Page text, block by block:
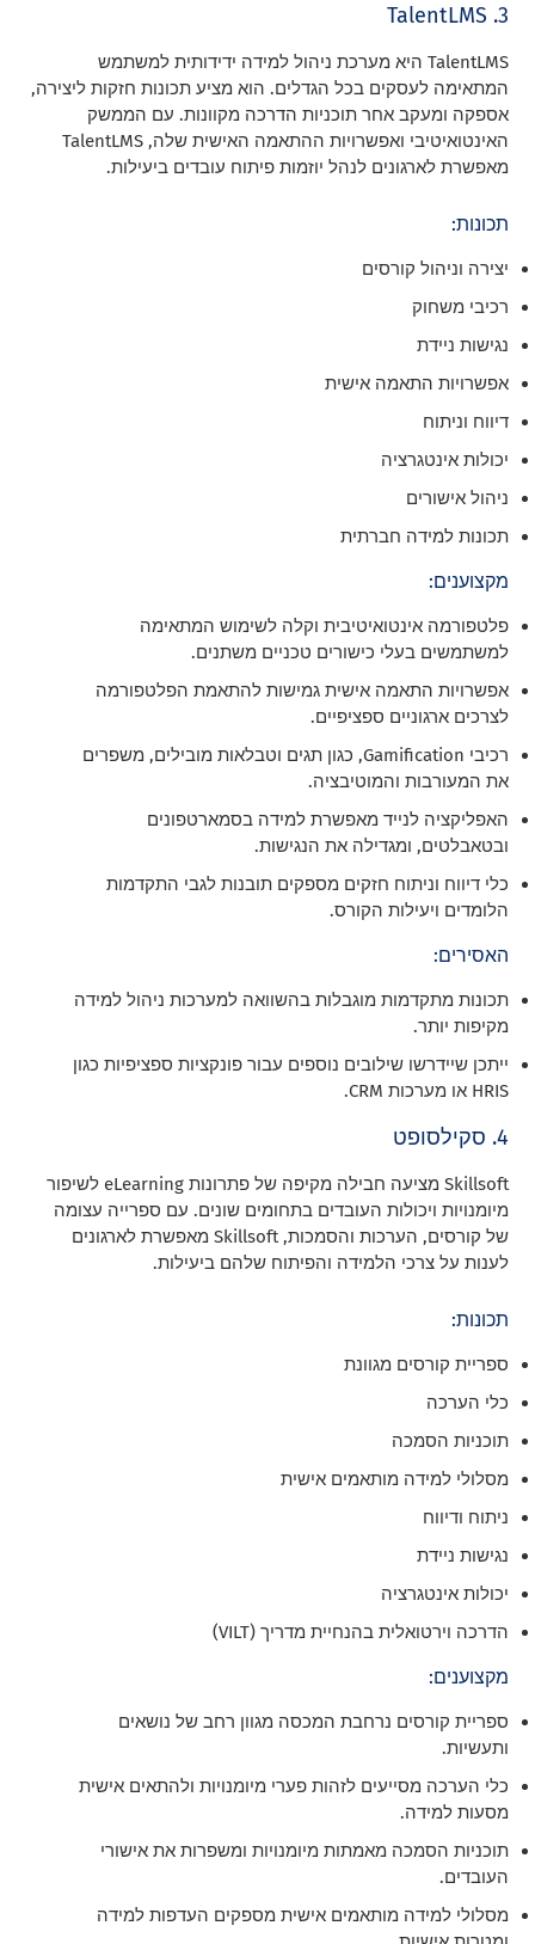
3. TalentLMS
TalentLMS היא מערכת ניהול למידה ידידותית למשתמש
המתאימה לעסקים בכל הגדלים. הוא מציע תכונות חזקות ליצירה,
אספקה ומעקב אחר תוכניות הדרכה מקוונות. עם הממשק
האינטואיטיבי ואפשרויות ההתאמה האישית שלה, TalentLMS
מאפשרת לארגונים לנהל יוזמות פיתוח עובדים ביעילות.
תכונות:
יצירה וניהול קורסים
רכיבי משחוק
נגישות ניידת
אפשרויות התאמה אישית
דיווח וניתוח
יכולות אינטגרציה
ניהול אישורים
תכונות למידה חברתית
מקצוענים:
פלטפורמה אינטואיטיבית וקלה לשימוש המתאימה
למשתמשים בעלי כישורים טכניים משתנים.
אפשרויות התאמה אישית גמישות להתאמת הפלטפורמה
לצרכים ארגוניים ספציפיים.
רכיבי Gamification, כגון תגים וטבלאות מובילים, משפרים
את המעורבות והמוטיבציה.
האפליקציה לנייד מאפשרת למידה בסמארטפונים
ובטאבלטים, ומגדילה את הנגישות.
כלי דיווח וניתוח חזקים מספקים תובנות לגבי התקדמות
הלומדים ויעילות הקורס.
האסירים:
תכונות מתקדמות מוגבלות בהשוואה למערכות ניהול למידה
מקיפות יותר.
ייתכן שיידרשו שילובים נוספים עבור פונקציות ספציפיות כגון
HRIS או מערכות CRM.
4. סקילסופט
Skillsoft מציעה חבילה מקיפה של פתרונות eLearning לשיפור
מיומנויות ויכולות העובדים בתחומים שונים. עם ספרייה עצומה
של קורסים, הערכות והסמכות, Skillsoft מאפשרת לארגונים
לענות על צרכי הלמידה והפיתוח שלהם ביעילות.
תכונות:
ספריית קורסים מגוונת
כלי הערכה
תוכניות הסמכה
מסלולי למידה מותאמים אישית
ניתוח ודיווח
נגישות ניידת
יכולות אינטגרציה
הדרכה וירטואלית בהנחיית מדריך (VILT)
מקצוענים:
ספריית קורסים נרחבת המכסה מגוון רחב של נושאים
ותעשיות.
כלי הערכה מסייעים לזהות פערי מיומנויות ולהתאים אישית
מסעות למידה.
תוכניות הסמכה מאמתות מיומנויות ומשפרות את אישורי
העובדים.
מסלולי למידה מותאמים אישית מספקים העדפות למידה